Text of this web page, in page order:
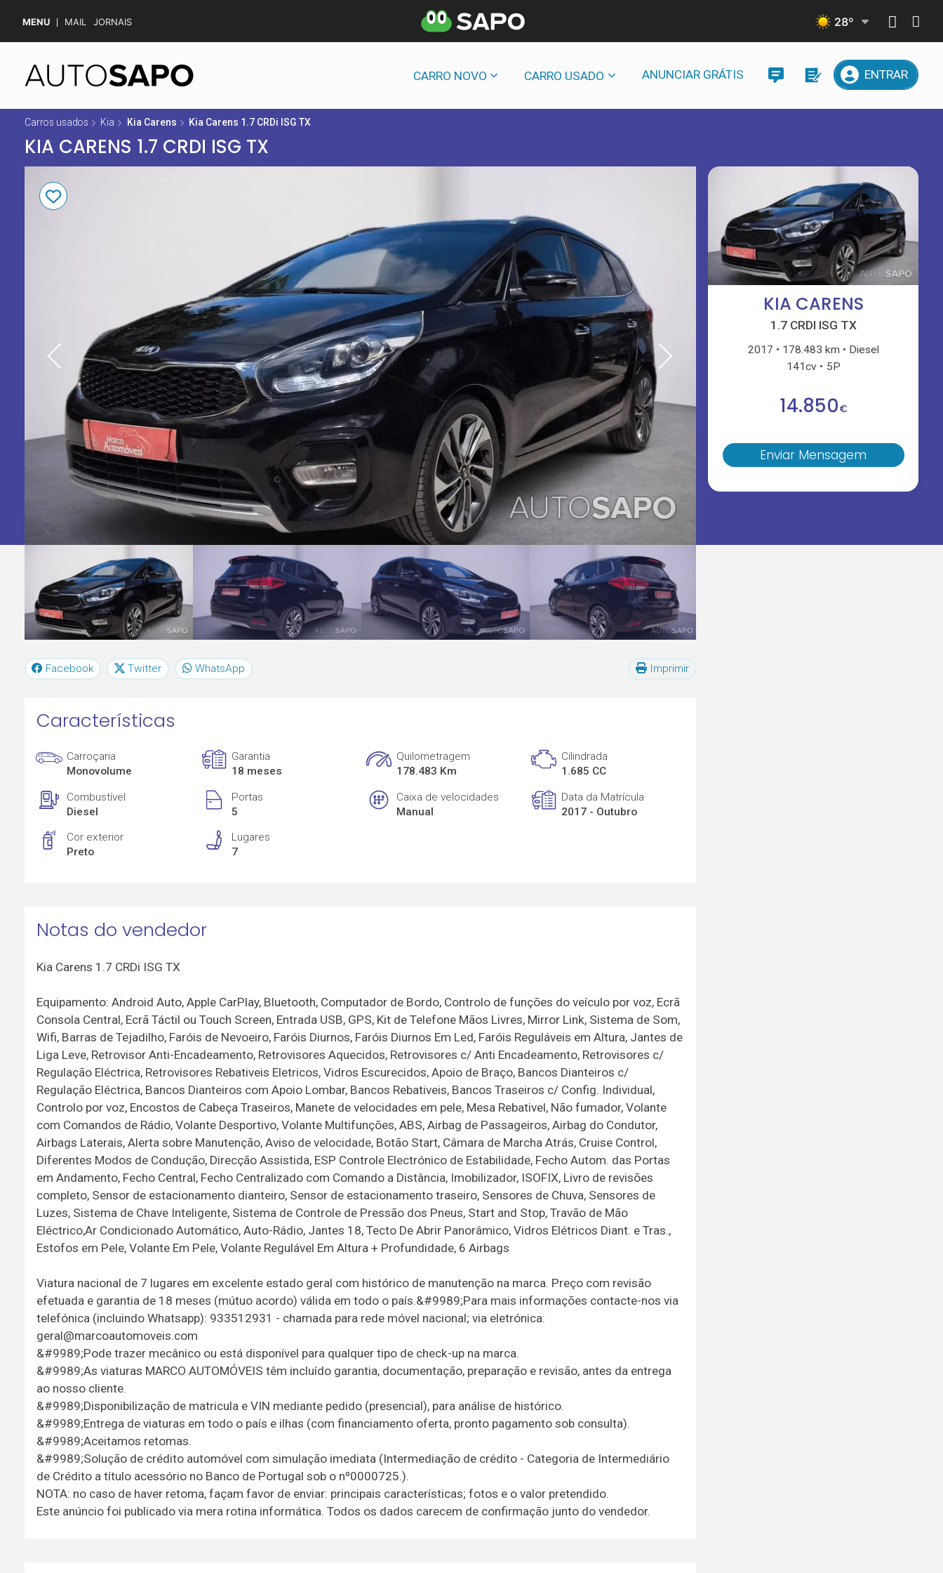
MENU MAIL JORNAIS 28º
CARRO NOVO CARRO USADO ANUNCIAR GRÁTIS ENTRAR
Carros usados Kia Kia Carens Kia Carens 1.7 CRDi ISG TX
KIA CARENS 1.7 CRDI ISG TX
KIA CARENS
1.7 CRDI ISG TX
2017 178.483 km
Diesel
141cv
5P
14.850€
Enviar Mensagem
Facebook Twitter WhatsApp Imprimir
Características
Carroçaria
Monovolume
Garantia
18 meses
Quilometragem
178.483 Km
Cilindrada
1.685 CC
Combustível
Diesel
Portas
5
Caixa de velocidades
Manual
Data da Matrícula
2017 - Outubro
Cor exterior
Preto
Lugares
7
Notas do vendedor
Kia Carens 1.7 CRDi ISG TX
Equipamento: Android Auto, Apple CarPlay, Bluetooth, Computador de Bordo, Controlo de funções do veículo por voz, Ecrã
Consola Central, Ecrã Táctil ou Touch Screen, Entrada USB, GPS, Kit de Telefone Mãos Livres, Mirror Link, Sistema de Som,
Wifi, Barras de Tejadilho, Faróis de Nevoeiro, Faróis Diurnos, Faróis Diurnos Em Led, Faróis Reguláveis em Altura, Jantes de
Liga Leve, Retrovisor Anti-Encadeamento, Retrovisores Aquecidos, Retrovisores c/ Anti Encadeamento, Retrovisores c/
Regulação Eléctrica, Retrovisores Rebativeis Eletricos, Vidros Escurecidos, Apoio de Braço, Bancos Dianteiros c/
Regulação Eléctrica, Bancos Dianteiros com Apoio Lombar, Bancos Rebativeis, Bancos Traseiros c/ Config. Individual,
Controlo por voz, Encostos de Cabeça Traseiros, Manete de velocidades em pele, Mesa Rebativel, Não fumador, Volante
com Comandos de Rádio, Volante Desportivo, Volante Multifunções, ABS, Airbag de Passageiros, Airbag do Condutor,
Airbags Laterais, Alerta sobre Manutenção, Aviso de velocidade, Botão Start, Câmara de Marcha Atrás, Cruise Control,
Diferentes Modos de Condução, Direcção Assistida, ESP Controle Electrónico de Estabilidade, Fecho Autom. das Portas
em Andamento, Fecho Central, Fecho Centralizado com Comando a Distância, Imobilizador, ISOFIX, Livro de revisões
completo, Sensor de estacionamento dianteiro, Sensor de estacionamento traseiro, Sensores de Chuva, Sensores de
Luzes, Sistema de Chave Inteligente, Sistema de Controle de Pressão dos Pneus, Start and Stop, Travão de Mão
Eléctrico,Ar Condicionado Automático, Auto-Rádio, Jantes 18, Tecto De Abrir Panorâmico, Vidros Elétricos Diant. e Tras.,
Estofos em Pele, Volante Em Pele, Volante Regulável Em Altura + Profundidade, 6 Airbags
Viatura nacional de 7 lugares em excelente estado geral com histórico de manutenção na marca. Preço com revisão
efetuada e garantia de 18 meses (mútuo acordo) válida em todo o país.&#9989;Para mais informações contacte-nos via
telefónica (incluindo Whatsapp): 933512931 - chamada para rede móvel nacional; via eletrónica:
geral@marcoautomoveis.com
&#9989;Pode trazer mecânico ou está disponível para qualquer tipo de check-up na marca.
&#9989;As viaturas MARCO AUTOMÓVEIS têm incluído garantia, documentação, preparação e revisão, antes da entrega
ao nosso cliente.
&#9989;Disponibilização de matricula e VIN mediante pedido (presencial), para análise de histórico.
&#9989;Entrega de viaturas em todo o país e ilhas (com financiamento oferta, pronto pagamento sob consulta).
&#9989;Aceitamos retomas.
&#9989;Solução de crédito automóvel com simulação imediata (Intermediação de crédito - Categoria de Intermediário
de Crédito a título acessório no Banco de Portugal sob o nº0000725.).
NOTA: no caso de haver retoma, façam favor de enviar: principais características; fotos e o valor pretendido.
Este anúncio foi publicado via mera rotina informática. Todos os dados carecem de confirmação junto do vendedor.